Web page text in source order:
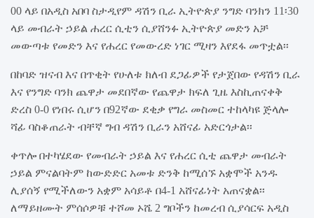
00 ላይ በአዲስ አበባ ስታዲየም ዳሽን ቢራ ኢትዮጵያ ንግድ ባንክን 11፡30
ላይ መብራት ኃይል ሐረር ሲቲን ሲያሸንፉ ኢትዮጵያ መድን አቻ
መውጣቱ የመድን እና የሐረር የመውረድ ነገር ሚዛን እየደፋ መጥቷል፡፡
በከባድ ዝናብ እና በጥቂት የሁለቱ ክለብ ደጋፊዎች የታጀበው የዳሽን ቢራ
እና የንግድ ባንክ ጨዋታ መደበኛው የጨዋታ ክፍለ ጊዜ እስኪጠናቀቅ
ድረስ 0-0 የነበሩ ሲሆን በ92ኛው ደቂቃ የግራ መስመር ተከላካዩ ጅላሎ
ሻፊ ባስቆጠራት ብቸኛ ግብ ዳሽን ቢራን አሸናፊ አድርጎታል፡፡
ቀጥሎ በተካሄደው የመብራት ኃይል እና የሐረር ሲቲ ጨዋታ መብራት
ኃይል ምናልባትም ከውድድር አመቱ ድንቅ ከሚሰኙ አቋሞች አንዱ
ሊያሰኝ የሚችለውን አቋም አሳይቶ በ4-1 አሸናፊነት አጠናቋል፡፡
ለማይዘሙት ምሰሶዎቹ ተሾመ ኦሼ 2 ግቦችን ከመረብ ሲያሳርፍ አዲስ